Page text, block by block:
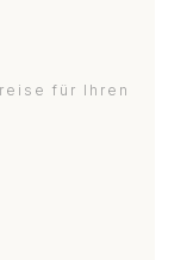
für Ihren